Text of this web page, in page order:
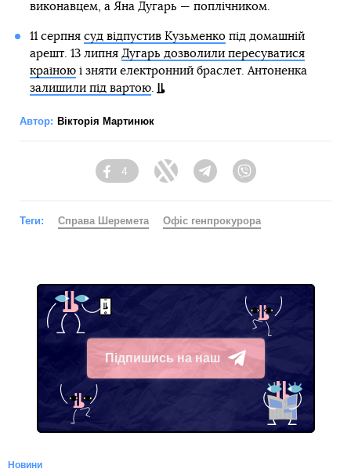
виконавцем, а Яна Дугарь — поплічником.
11 серпня суд відпустив Кузьменкопід домашній
арешт. 13 липня Дугарь дозволили пересуватися
країноюі зняти електронний браслет. Антоненка
залишили під вартою.
Автор: Вікторія Мартинюк
Facebook
4
Twitter Telegram
Теги: Справа Шеремета Офіс генпрокурора
Підпишись на наш
Telegram
Новини